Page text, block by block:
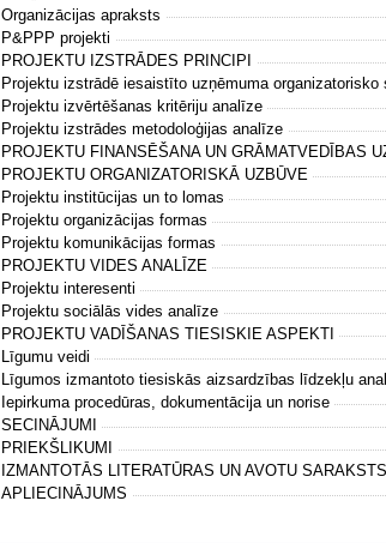
Organizācijas apraksts
P&PPP projekti
PROJEKTU IZSTRĀDES PRINCIPI
Projektu izstrādē iesaistīto uzņēmuma
Projektu izvērtēšanas kritēriju analīze
Projektu izstrādes metodoloģijas analīze
PROJEKTU FINANSĒŠANA UN GRĀMATVEDĪBAS
PROJEKTU ORGANIZATORISKĀ UZBŪVE
Projektu institūcijas un to lomas
Projektu organizācijas formas
Projektu komunikācijas formas
PROJEKTU VIDES ANALĪZE
Projektu interesenti
Projektu sociālās vides analīze
PROJEKTU VADĪŠANAS TIESISKIE ASPEKTI
Līgumu veidi
Līgumos izmantoto tiesiskās aizsardzības līdzekļu
Iepirkuma procedūras, dokumentācija un norise
SECINĀJUMI
PRIEKŠLIKUMI
IZMANTOTĀS LITERATŪRAS UN AVOTU SARAKSTS
APLIECINĀJUMS